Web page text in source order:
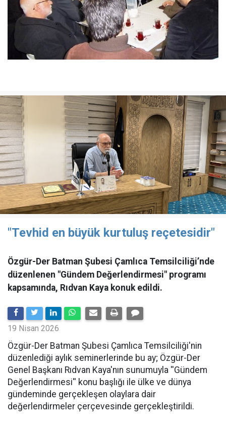
"Tevhid en büyük kurtuluş reçetesidir"
Özgür-Der Batman Şubesi Çamlıca Temsilciliği’nde
düzenlenen "Gündem Değerlendirmesi" programı
kapsamında, Rıdvan Kaya konuk edildi.
19 Nisan 2026
​Özgür-Der Batman Şubesi Çamlıca Temsilciliği'nin
düzenlediği aylık seminerlerinde bu ay; Özgür-Der
Genel Başkanı Rıdvan Kaya'nın sunumuyla ''Gündem
Değerlendirmesi'' konu başlığı ile ülke ve dünya
gündeminde gerçekleşen olaylara dair
değerlendirmeler çerçevesinde gerçekleştirildi.